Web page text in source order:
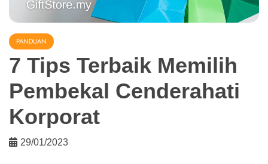
PANDUAN
7 Tips Terbaik Memilih
Pembekal Cenderahati
Korporat
29/01/2023